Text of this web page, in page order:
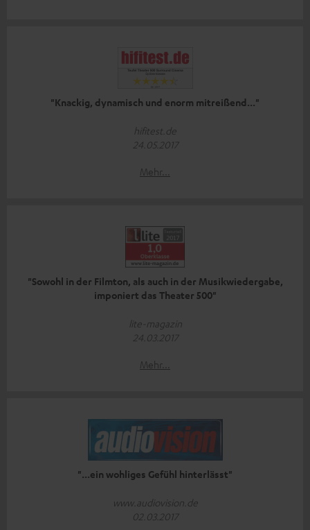
"Knackig, dynamisch und enorm mitreißend..."
hifitest.de
24.05.2017
Mehr...
"Sowohl in der Filmton, als auch in der Musikwiedergabe,
imponiert das Theater 500"
lite-magazin
24.03.2017
Mehr...
"...ein wohliges Gefühl hinterlässt"
www.audiovision.de
02.03.2017